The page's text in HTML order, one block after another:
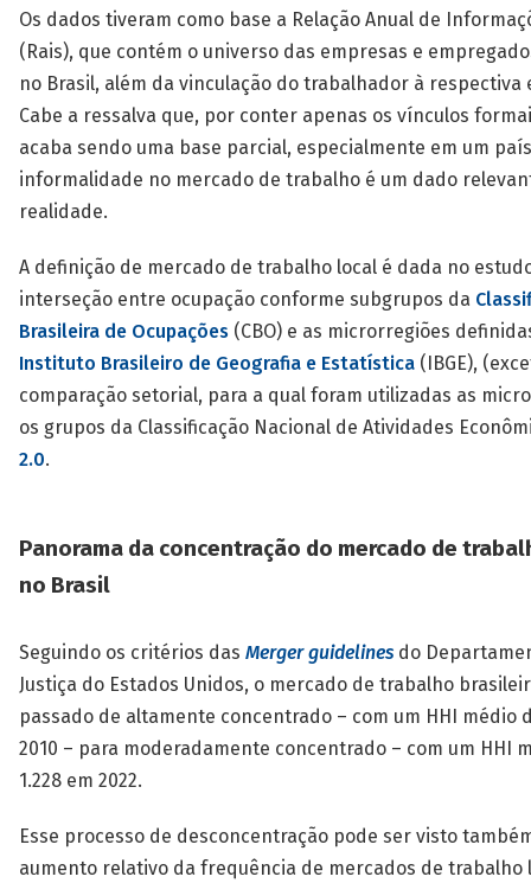
Os dados tiveram como base a Relação Anual de
(Rais), que contém o universo das empresas e
no Brasil, além da vinculação do trabalhador à respectiva
Cabe a ressalva que, por conter apenas os vínculos
acaba sendo uma base parcial, especialmente em um
informalidade no mercado de trabalho é um dado
realidade.
A definição de mercado de trabalho local é dada no
interseção entre ocupação conforme subgrupos da
Brasileira de Ocupações (CBO) e as microrregiões
Instituto Brasileiro de Geografia e Estatística (IBGE),
comparação setorial, para a qual foram utilizadas as
os grupos da Classificação Nacional de Atividades
2.0.
Panorama da concentração do mercado de
no Brasil
Seguindo os critérios das Merger guidelines do
Justiça do Estados Unidos, o mercado de trabalho
passado de altamente concentrado – com um HHI médio
2010 – para moderadamente concentrado – com um HHI
1.228 em 2022.
Esse processo de desconcentração pode ser visto
aumento relativo da frequência de mercados de trabalho